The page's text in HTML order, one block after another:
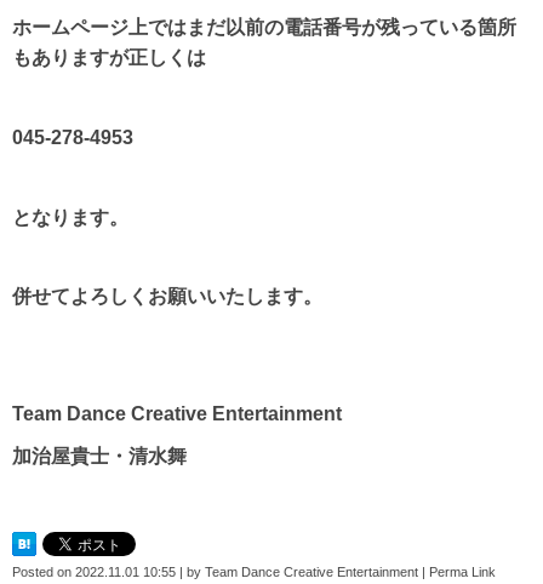
ホームページ上ではまだ以前の電話番号が残っている箇所
もありますが正しくは
045-278-4953
となります。
併せてよろしくお願いいたします。
Team Dance Creative Entertainment
加治屋貴士・清水舞
Posted on 2022.11.01 10:55 | by Team Dance Creative Entertainment | Perma Link